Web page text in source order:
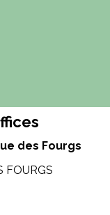
des Fourgs
FOURGS